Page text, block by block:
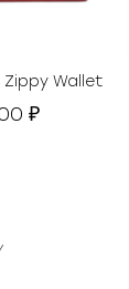
Wallet
₽